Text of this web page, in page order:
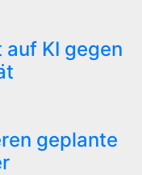
KI gegen
geplante